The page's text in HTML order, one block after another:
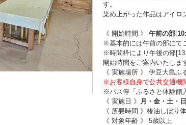
す。
染め上がった作品はアイロ
《 開始時間 》 午前の部[
※基本的には午前の部にて
※時間枠により午後の部
開始時間をご案内いたしま
《 実施場所 》 伊豆大島ふ
※お客様自身で公共交通機
※バス停「ふるさと体験
《 実施日 》 月・金・土・日
《 所要時間 》椿油しぼり
《 対象年齢 》 5歳以上